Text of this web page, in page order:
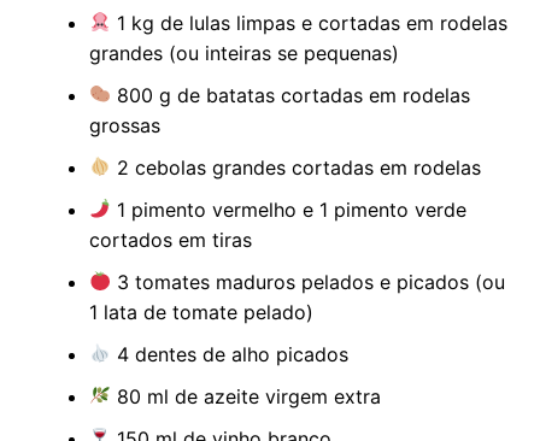
1 kg de lulas limpas e cortadas em rodelas
grandes (ou inteiras se pequenas)
800 g de batatas cortadas em rodelas
grossas
2 cebolas grandes cortadas em rodelas
1 pimento vermelho e 1 pimento verde
cortados em tiras
3 tomates maduros pelados e picados (ou
1 lata de tomate pelado)
4 dentes de alho picados
80 ml de azeite virgem extra